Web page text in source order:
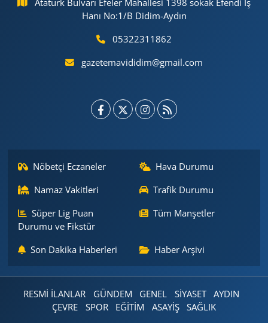
Atatürk Bulvarı Efeler Mahallesi 1398 sokak Efendi İş
Hanı No:1/B Didim-Aydın
05322311862
gazetemavididim@gmail.com
Nöbetçi Eczaneler
Hava Durumu
Namaz Vakitleri
Trafik Durumu
Süper Lig Puan
Durumu ve Fikstür
Tüm Manşetler
Son Dakika Haberleri Haber Arşivi
RESMİ İLANLAR GÜNDEM GENEL SİYASET
AYDIN
ÇEVRE
SPOR EĞİTİM ASAYİŞ SAĞLIK